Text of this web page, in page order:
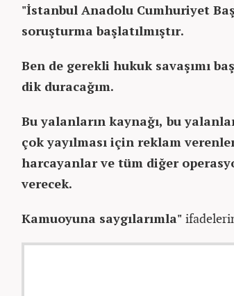
"İstanbul Anadolu Cumhuriyet
soruşturma başlatılmıştır.
Ben de gerekli hukuk savaşımı
dik duracağım.
Bu yalanların kaynağı, bu
çok yayılması için reklam
harcayanlar ve tüm diğer
verecek.
Kamuoyuna saygılarımla"